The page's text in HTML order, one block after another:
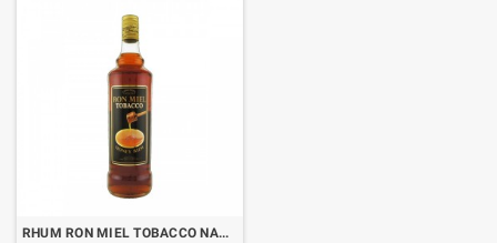
RHUM RON MIEL TOBACCO NADAL LT.1 “FORMATO RISPARMIO”